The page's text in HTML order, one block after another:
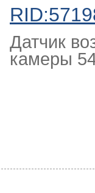
Датчик
камеры